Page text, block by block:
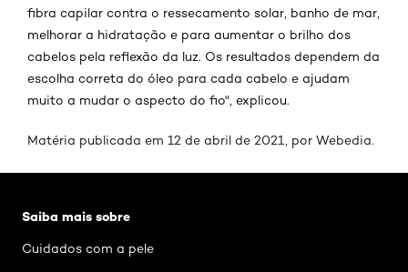
fibra capilar contra o ressecamento solar, banho de mar,
melhorar a hidratação e para aumentar o brilho dos
cabelos pela reflexão da luz. Os resultados dependem da
escolha correta do óleo para cada cabelo e ajudam
muito a mudar o aspecto do fio", explicou.
Matéria publicada em 12 de abril de 2021, por Webedia.
Saiba mais sobre
Cuidados com a pele